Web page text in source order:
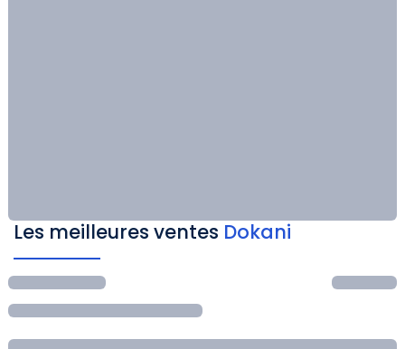
Les meilleures ventes Dokani